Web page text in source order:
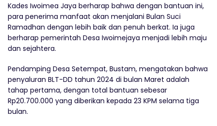
Kades Iwoimea Jaya berharap bahwa dengan bantuan ini,
para penerima manfaat akan menjalani Bulan Suci
Ramadhan dengan lebih baik dan penuh berkat. Ia juga
berharap pemerintah Desa Iwoimejaya menjadi lebih maju
dan sejahtera.
Pendamping Desa Setempat, Bustam, mengatakan bahwa
penyaluran BLT-DD tahun 2024 di bulan Maret adalah
tahap pertama, dengan total bantuan sebesar
Rp20.700.000 yang diberikan kepada 23 KPM selama tiga
bulan.